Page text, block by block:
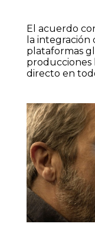
El acuerdo
la integración
plataformas
producciones
directo en